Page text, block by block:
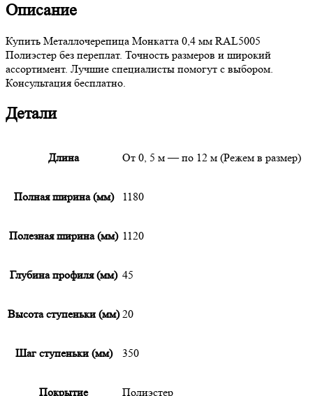
Описание
Купить Металлочерепица Монкатта 0,4 мм RAL5005
Полиэстер без переплат. Точность размеров и широкий
ассортимент. Лучшие специалисты помогут с выбором.
Консультация бесплатно.
Детали
Длина От 0, 5 м — по 12 м (Режем в размер)
Полная ширина (мм) 1180
Полезная ширина (мм) 1120
Глубина профиля (мм) 45
Высота ступеньки (мм) 20
Шаг ступеньки (мм) 350
Покрытие Полиэстер